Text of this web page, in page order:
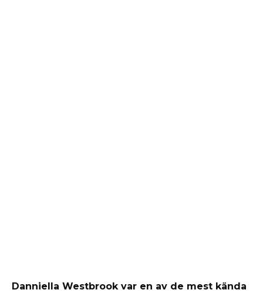
Danniella Westbrook var en av de mest kända